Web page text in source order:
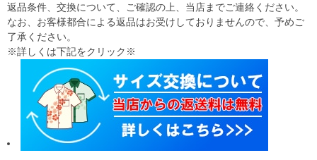
返品条件、交換について、ご確認の上、当店までご連絡ください。
なお、お客様都合による返品はお受けしておりませんので、予めご
了承ください。
※詳しくは下記をクリック※